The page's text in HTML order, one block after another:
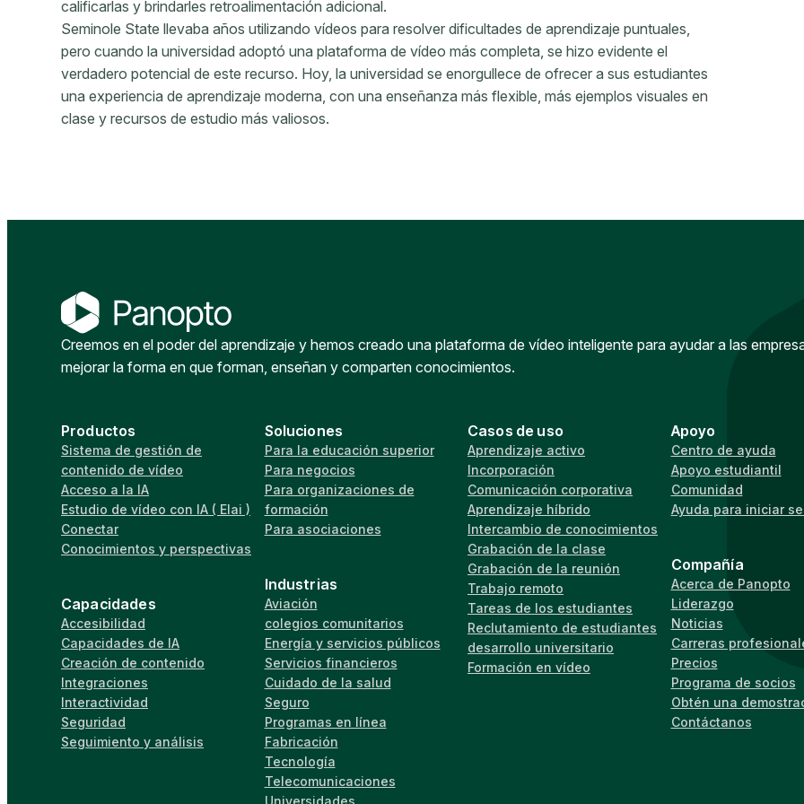
calificarlas y brindarles retroalimentación adicional.
Seminole State llevaba años utilizando vídeos para resolver dificultades de aprendizaje puntuales,
pero cuando la universidad adoptó una plataforma de vídeo más completa, se hizo evidente el
verdadero potencial de este recurso. Hoy, la universidad se enorgullece de ofrecer a sus estudiantes
una experiencia de aprendizaje moderna, con una enseñanza más flexible, más ejemplos visuales en
clase y recursos de estudio más valiosos.
Creemos en el poder del aprendizaje y hemos creado una plataforma de vídeo inteligente para ayudar a las
mejorar la forma en que forman, enseñan y comparten conocimientos.
Productos
Sistema de gestión de
contenido de vídeo
Acceso a la IA
Estudio de vídeo con IA ( Elai )
Conectar
Conocimientos y perspectivas
Capacidades
Accesibilidad
Capacidades de IA
Creación de contenido
Integraciones
Interactividad
Seguridad
Seguimiento y análisis
Soluciones
Para la educación superior
Para negocios
Para organizaciones de
formación
Para asociaciones
Industrias
Aviación
colegios comunitarios
Energía y servicios públicos
Servicios financieros
Cuidado de la salud
Seguro
Programas en línea
Fabricación
Tecnología
Telecomunicaciones
Casos de uso
Aprendizaje activo
Incorporación
Comunicación corporativa
Aprendizaje híbrido
Intercambio de conocimientos
Grabación de la clase
Grabación de la reunión
Trabajo remoto
Tareas de los estudiantes
Reclutamiento de estudiantes
desarrollo universitario
Formación en vídeo
Apoyo
Centro de ayuda
Apoyo estudiantil
Comunidad
Ayuda para iniciar
Compañía
Acerca de Panopto
Liderazgo
Noticias
Carreras
Precios
Programa de socios
Obtén una
Contáctanos